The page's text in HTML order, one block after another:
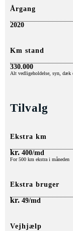
Årgang
2020
Km stand
330.000
Alt vedligeholdelse, syn, dæk
Tilvalg
Ekstra km
kr.400/md
For 500 km ekstra i måneden
Ekstra bruger
kr.49/md
Vejhjælp